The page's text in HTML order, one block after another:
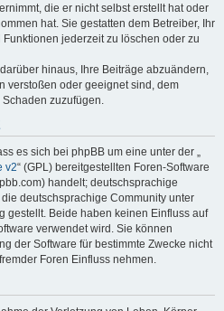
die er nicht selbst erstellt hat oder
hat. Sie gestatten dem Betreiber, Ihr
jederzeit zu löschen oder zu
hinaus, Ihre Beiträge abzuändern,
verstoßen oder geeignet sind, dem
zuzufügen.
es sich bei phpBB um eine unter der „
v2“ (GPL) bereitgestellten Foren-Software
handelt; deutschsprachige
deutschsprachige Community unter
gestellt. Beide haben keinen Einfluss auf
verwendet wird. Sie können
der Software für bestimmte Zwecke nicht
Foren Einfluss nehmen.